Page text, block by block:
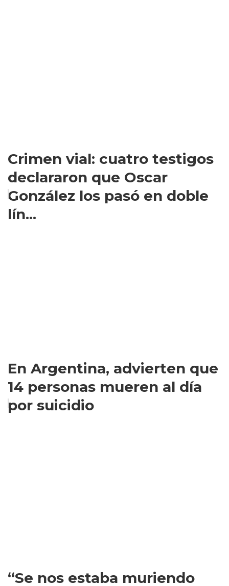
Crimen vial: cuatro testigos
declararon que Oscar
González los pasó en doble
lín...
En Argentina, advierten que
14 personas mueren al día
por suicidio
“Se nos estaba muriendo